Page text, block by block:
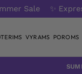
Sale ✨
VYRAMS POROMS